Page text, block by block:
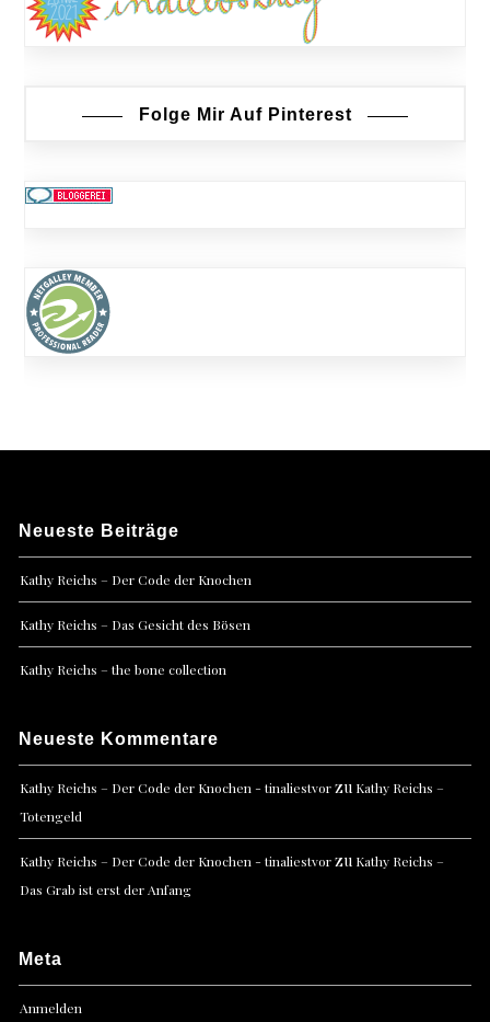
Folge Mir Auf Pinterest
Neueste Beiträge
Kathy Reichs – Der Code der Knochen
Kathy Reichs – Das Gesicht des Bösen
Kathy Reichs – the bone collection
Neueste Kommentare
Kathy Reichs – Der Code der Knochen - tinaliestvorzu Kathy Reichs –
Totengeld
Kathy Reichs – Der Code der Knochen - tinaliestvorzu Kathy Reichs –
Das Grab ist erst der Anfang
Meta
Anmelden